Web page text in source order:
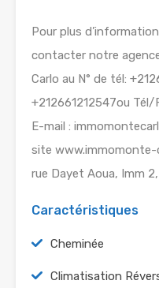
Pour plus
contacter notre
Carlo au N° de tél:
+212661212547ou
E-mail :
site
rue Dayet Aoua, Imm
Caractéristiques
Cheminée
Climatisation